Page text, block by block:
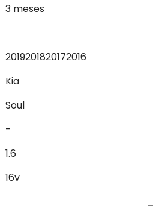
3 meses
2019201820172016
Kia
Soul
-
1.6
16v